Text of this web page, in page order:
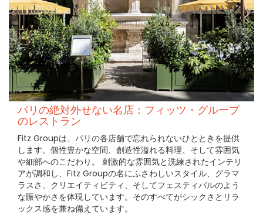
パリの絶対外せない名店：フィッツ・グループ
のレストラン
Fitz Groupは、パリの各店舗で忘れられないひとときを提供
します。個性豊かな空間、創造性溢れる料理、そして雰囲気
や細部へのこだわり。 刺激的な雰囲気と洗練されたインテリ
アが調和し、Fitz Groupの名にふさわしいスタイル、グラマ
ラスさ、クリエイティビティ、そしてフェスティバルのよう
な賑やかさを体現しています。そのすべてがシックさとリラ
ックス感を兼ね備えています。